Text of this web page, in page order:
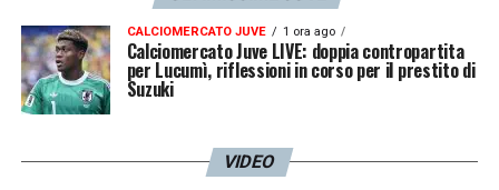
CALCIOMERCATO JUVE 1 ora ago
Calciomercato Juve LIVE: doppia contropartita
per Lucumì, riflessioni in corso per il prestito di
Suzuki
VIDEO